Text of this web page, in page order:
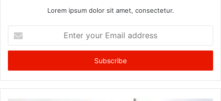
Lorem ipsum dolor sit amet, consectetur.
your
Email